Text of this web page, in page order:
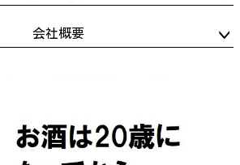
会社概要